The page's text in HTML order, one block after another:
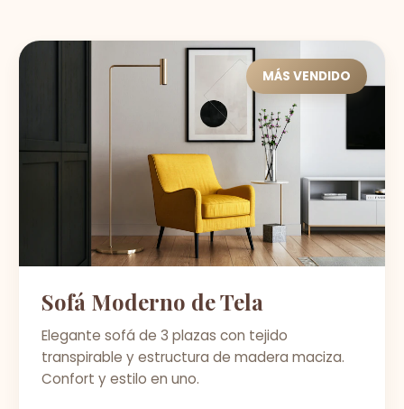
MÁS VENDIDO
Sofá Moderno de Tela
Elegante sofá de 3 plazas con tejido
transpirable y estructura de madera maciza.
Confort y estilo en uno.